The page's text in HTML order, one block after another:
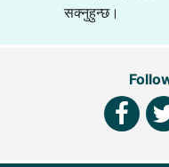
सक्नुहुन्छ।